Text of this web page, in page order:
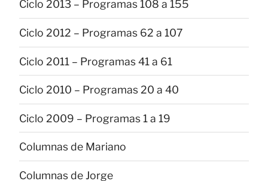
Ciclo 2013 – Programas 108 a 155
Ciclo 2012 – Programas 62 a 107
Ciclo 2011 – Programas 41 a 61
Ciclo 2010 – Programas 20 a 40
Ciclo 2009 – Programas 1 a 19
Columnas de Mariano
Columnas de Jorge